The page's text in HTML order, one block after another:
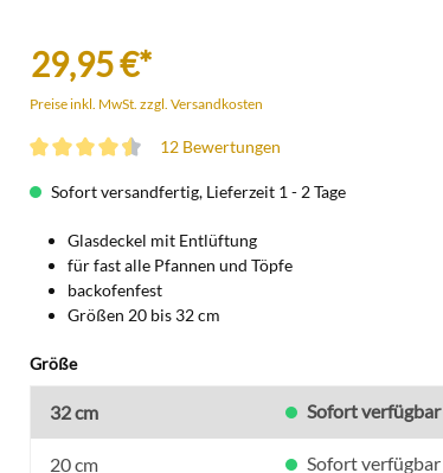
29,95 €*
Preise inkl. MwSt. zzgl. Versandkosten
12 Bewertungen
Sofort versandfertig, Lieferzeit 1 - 2 Tage
Glasdeckel mit Entlüftung
für fast alle Pfannen und Töpfe
backofenfest
Größen 20 bis 32 cm
Größeauswählen
32 cm Sofort verfügbar
20 cm Sofort verfügbar